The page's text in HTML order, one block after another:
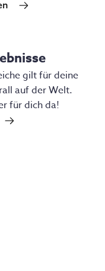
gilt für deine
auf der Welt.
für dich da!